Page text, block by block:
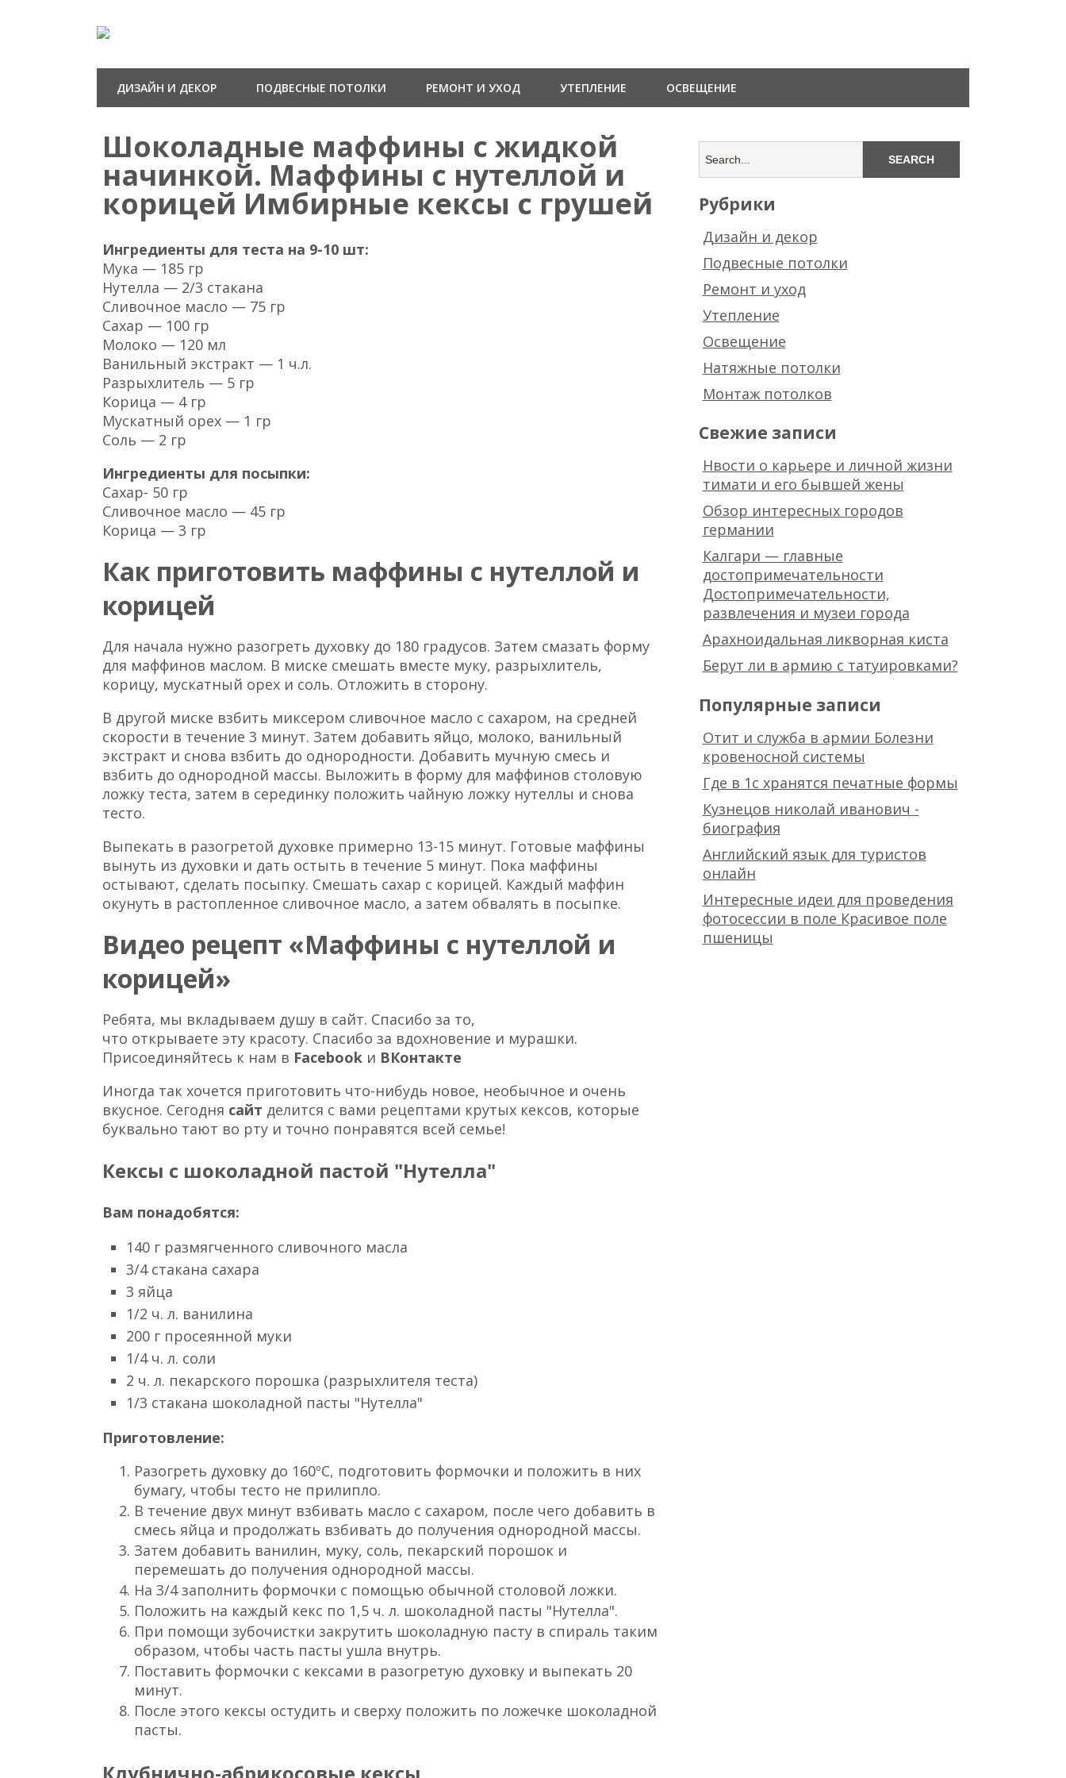
ДИЗАЙН И ДЕКОР ПОДВЕСНЫЕ ПОТОЛКИ РЕМОНТ И УХОД УТЕПЛЕНИЕ ОСВЕЩЕНИЕ
Шоколадные маффины с жидкой
начинкой. Маффины с нутеллой и
корицей Имбирные кексы с грушей
Ингредиенты для теста на 9-10 шт:
Мука — 185 гр
Нутелла — 2/3 стакана
Сливочное масло — 75 гр
Сахар — 100 гр
Молоко — 120 мл
Ванильный экстракт — 1 ч.л.
Разрыхлитель — 5 гр
Корица — 4 гр
Мускатный орех — 1 гр
Соль — 2 гр
Ингредиенты для посыпки:
Сахар- 50 гр
Сливочное масло — 45 гр
Корица — 3 гр
Как приготовить маффины с нутеллой и
корицей
Для начала нужно разогреть духовку до 180 градусов. Затем смазать форму
для маффинов маслом. В миске смешать вместе муку, разрыхлитель,
корицу, мускатный орех и соль. Отложить в сторону.
В другой миске взбить миксером сливочное масло с сахаром, на средней
скорости в течение 3 минут. Затем добавить яйцо, молоко, ванильный
экстракт и снова взбить до однородности. Добавить мучную смесь и
взбить до однородной массы. Выложить в форму для маффинов столовую
ложку теста, затем в серединку положить чайную ложку нутеллы и снова
тесто.
Выпекать в разогретой духовке примерно 13-15 минут. Готовые маффины
вынуть из духовки и дать остыть в течение 5 минут. Пока маффины
остывают, сделать посыпку. Смешать сахар с корицей. Каждый маффин
окунуть в растопленное сливочное масло, а затем обвалять в посыпке.
Видео рецепт «Маффины с нутеллой и
корицей»
Ребята, мы вкладываем душу в сайт. Cпасибо за то,
что открываете эту красоту. Спасибо за вдохновение и мурашки.
Присоединяйтесь к нам в
Иногда так хочется приготовить что-нибудь новое, необычное и очень
вкусное. Сегоднясайтделится с вами рецептами крутых кексов, которые
буквально тают во рту и точно понравятся всей семье!
Кексы с шоколадной пастой "Нутелла"
Вам понадобятся:
140 г размягченного сливочного масла
3/4 стакана сахара
3 яйца
1/2 ч. л. ванилина
200 г просеянной муки
1/4 ч. л. соли
2 ч. л. пекарского порошка (разрыхлителя теста)
1/3 стакана шоколадной пасты "Нутелла"
Приготовление:
Разогреть духовку до 160ºC, подготовить формочки и положить в них
Рубрики
Дизайн и декор
Подвесные потолки
Ремонт и уход
Утепление
Освещение
Натяжные потолки
Монтаж потолков
Свежие записи
Нвости о карьере и личной жизни
тимати и его бывшей жены
Обзор интересных городов
германии
Калгари — главные
достопримечательности
Достопримечательности,
развлечения и музеи города
Арахноидальная ликворная киста
Берут ли в армию с татуировками?
Популярные записи
Отит и служба в армии Болезни
кровеносной системы
Где в 1с хранятся печатные формы
Кузнецов николай иванович -
биография
Английский язык для туристов
онлайн
Интересные идеи для проведения
фотосессии в поле Красивое поле
пшеницы